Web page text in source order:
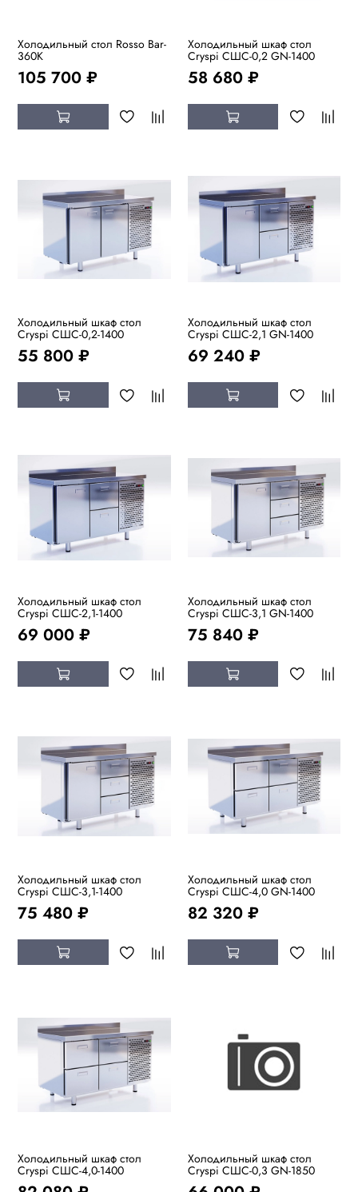
Холодильный стол Rosso Bar-
360K
105 700 ₽
Холодильный шкаф стол
Cryspi СШC-0,2 GN-1400
58 680 ₽
Холодильный шкаф стол
Cryspi СШC-0,2-1400
55 800 ₽
Холодильный шкаф стол
Cryspi СШC-2,1 GN-1400
69 240 ₽
Холодильный шкаф стол
Cryspi СШC-2,1-1400
69 000 ₽
Холодильный шкаф стол
Cryspi СШC-3,1 GN-1400
75 840 ₽
Холодильный шкаф стол
Cryspi СШC-3,1-1400
75 480 ₽
Холодильный шкаф стол
Cryspi СШC-4,0 GN-1400
82 320 ₽
Холодильный шкаф стол
Cryspi СШC-4,0-1400
Холодильный шкаф стол
Cryspi СШC-0,3 GN-1850